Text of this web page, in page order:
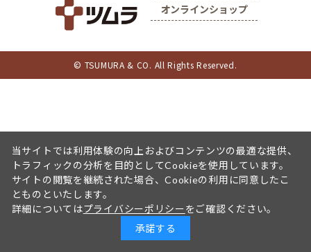
オンラインショップ
© TSUMURA & CO. All Rights Reserved.
当サイトでは利用体験の向上およびコンテンツの最適な提供、
トラフィックの分析を目的としてCookieを使用しています。
サイトの閲覧を継続された場合、Cookieの利用に同意したこ
とものといたします。
詳細についてはプライバシーポリシーをご確認ください。
承諾する